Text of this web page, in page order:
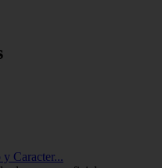
Caracter...